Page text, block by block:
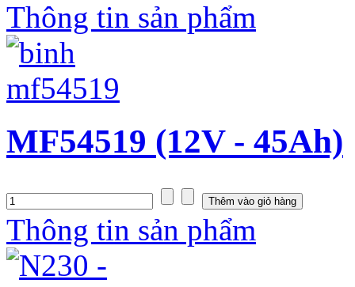
Thông tin sản phẩm
MF54519 (12V - 45Ah)
Thông tin sản phẩm